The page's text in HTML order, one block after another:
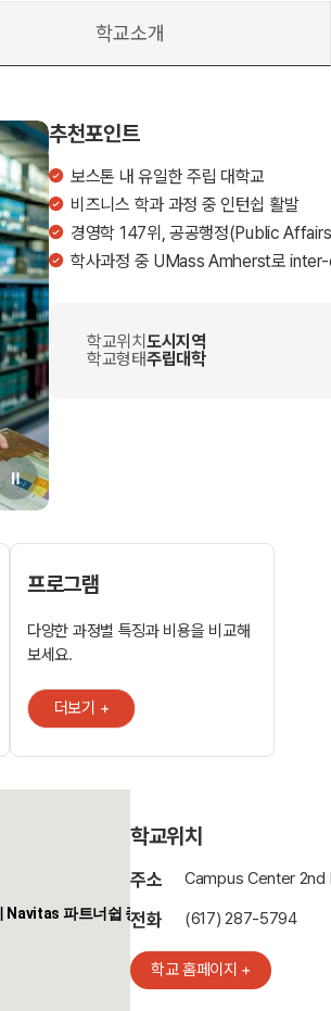
학교소개
추천포인트
보스톤 내 유일한 주립 대학교
비즈니스 학과 과정 중 인턴쉽 활발
경영학 147위, 공공행정(Public
학사과정 중 UMass Amherst로
학교위치 도시지역
학교형태주립대학
프로그램
다양한 과정별 특징과 비용을 비교해
보세요.
더보기 +
파트너쉽 종료
학교위치
주소 Campus Center 2nd
전화 (617) 287-5794
학교 홈페이지 +